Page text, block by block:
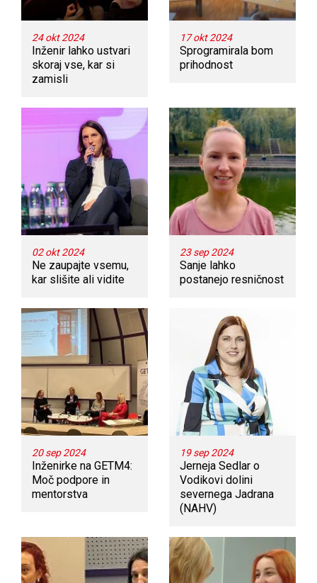
24 okt 2024
Inženir lahko ustvari
skoraj vse, kar si
zamisli
17 okt 2024
Sprogramirala bom
prihodnost
02 okt 2024
Ne zaupajte vsemu,
kar slišite ali vidite
23 sep 2024
Sanje lahko
postanejo resničnost
20 sep 2024
Inženirke na GETM4:
Moč podpore in
mentorstva
19 sep 2024
Jerneja Sedlar o
Vodikovi dolini
severnega Jadrana
(NAHV)